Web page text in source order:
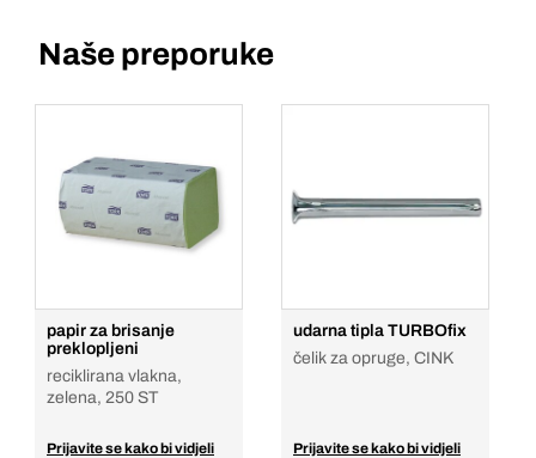
Naše preporuke
papir za brisanje
preklopljeni
reciklirana vlakna,
zelena, 250 ST
Prijavite se kako bi vidjeli
udarna tipla TURBOfix
čelik za opruge, CINK
Prijavite se kako bi vidjeli